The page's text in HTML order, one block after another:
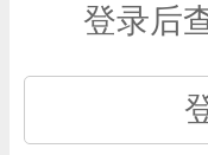
登录后